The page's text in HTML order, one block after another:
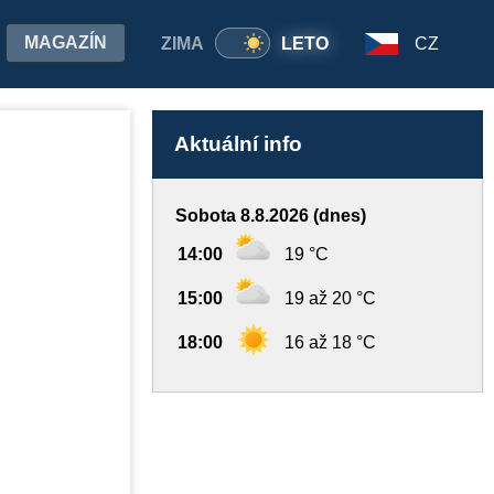
ZIMA LETO
MAGAZÍN CZ
Aktuální info
Sobota 8.8.2026 (dnes)
14:00 19 °C
15:00 19 až 20 °C
18:00 16 až 18 °C